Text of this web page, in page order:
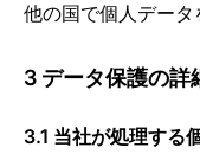
他の国で個人データ
3 データ保護の詳
3.1 当社が処理する